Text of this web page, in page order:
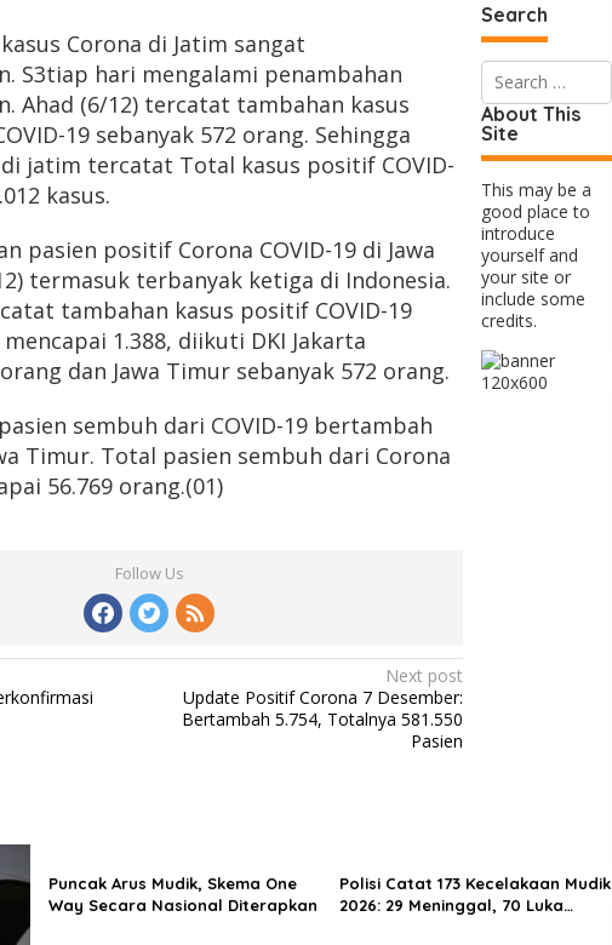
Corona di Jatim sangat
S3tiap hari mengalami penambahan
Ahad (6/12) tercatat tambahan kasus
19 sebanyak 572 orang. Sehingga
jatim tercatat Total kasus positif COVID-
kasus.
pasien positif Corona COVID-19 di Jawa
termasuk terbanyak ketiga di Indonesia.
tambahan kasus positif COVID-19
1.388, diikuti DKI Jakarta
dan Jawa Timur sebanyak 572 orang.
sembuh dari COVID-19 bertambah
Timur. Total pasien sembuh dari Corona
56.769 orang.(01)
Follow Us
Next post
Update Positif Corona 7 Desember:
Bertambah 5.754, Totalnya 581.550
Pasien
Search
Search
for:
About This
Site
This may be a
good place to
introduce
yourself and
your site or
include some
credits.
Puncak Arus Mudik, Skema One
Way Secara Nasional Diterapkan
Polisi Catat 173 Kecelakaan Mudik
2026: 29 Meninggal, 70 Luka